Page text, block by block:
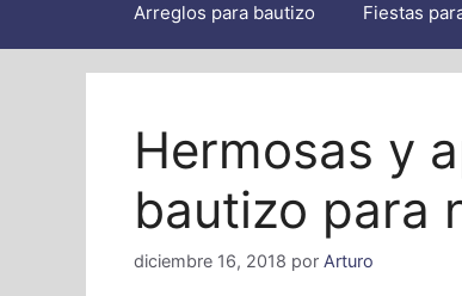
Arreglos para bautizo Fiestas
Hermosas y
bautizo para
diciembre 16, 2018 por Arturo